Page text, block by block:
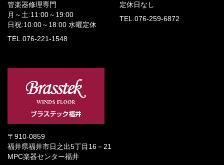
管楽器修理専門
月～土:11:00～19:00
日祝:10:00～18:00 水曜定休
TEL.076-221-1548
定休日なし
TEL.076-259-6872
〒910-0859
福井県福井市日之出5丁目16－21
MPC楽器センター福井